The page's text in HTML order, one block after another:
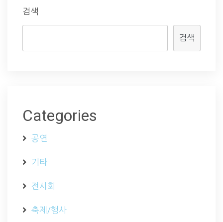
검색
검색
Categories
공연
기타
전시회
축제/행사